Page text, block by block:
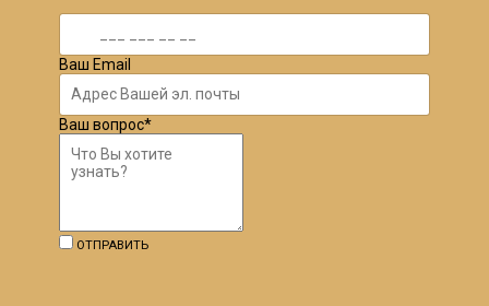
Ваш Email
Ваш вопрос*
ОТПРАВИТЬ